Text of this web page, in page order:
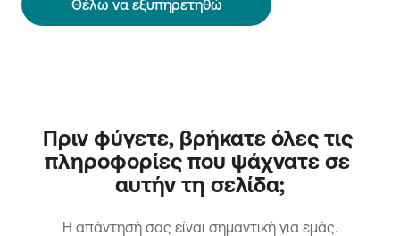
Θέλω να εξυπηρετηθώ
Πριν φύγετε, βρήκατε όλες τις
πληροφορίες που ψάχνατε σε
αυτήν τη σελίδα;
H απάντησή σας είναι σημαντική για εμάς.